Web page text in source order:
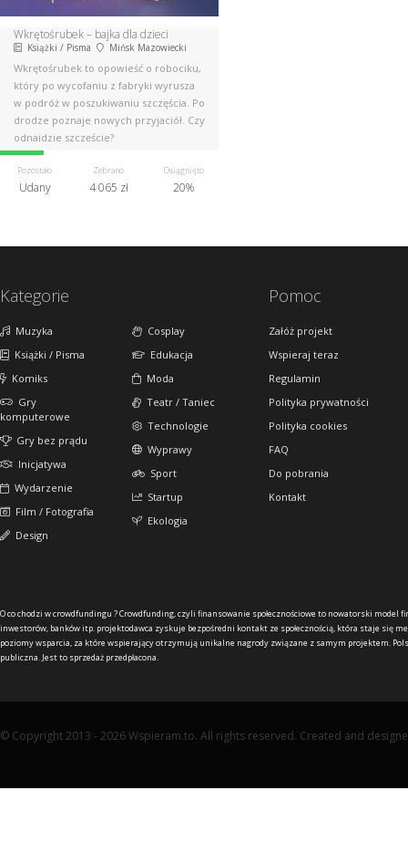
Wkrętośrubek – bajka dla dzieci
Książki / Pisma Mińsk Mazowiecki
Wkrętośrubek to opowieść o robociku,
który po wycofaniu z fabryki wyrusza
w podróż w poszukiwaniu szczęścia. Po
drodze poznaje nowych przyjaciół. Czy
odnajdzie szczęście?
Pozostało
Udany
Zebrano
4 065 zł
Osiągnięto
20%
Kategorie
Muzyka
Książki / Pisma
Komiks
Gry
komputerowe
Gry bez prądu
Inicjatywa
Wydarzenie
Film / Fotografia
Design
Cosplay
Edukacja
Moda
Teatr / Taniec
Technologie
Wyprawy
Sport
Startup
Ekologia
Pomoc
Załóż projekt
Wspieraj teraz
Regulamin
Polityka prywatności
Polityka cookies
FAQ
Do pobrania
Kontakt
O co chodzi w crowdfundingu ?Crowdfunding, czyli finansowanie społecznościowe to nowatorski model
inwestorów, banków itp. projektodawca zyskuje bezpośredni kontakt ze społecznością, która staje się
poziomy wsparcia, za które wspierający otrzymują unikalne nagrody związane z samym projektem.
publiczna. Jest to sprzedaż przedpłacona.
© Copyright 2013 - 2026 Wspieram.to. All rights reserved. Created and